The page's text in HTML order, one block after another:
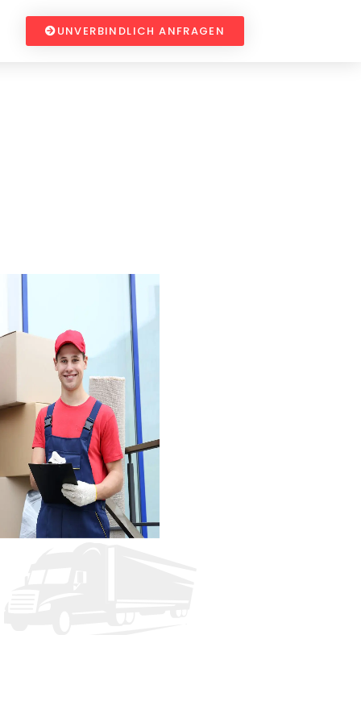
UNVERBINDLICH ANFRAGEN